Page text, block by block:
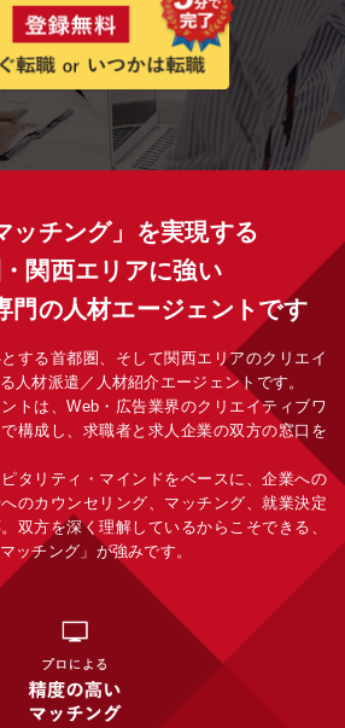
ッチング」を実現する
関西エリアに強い
門の人材エージェントです
する首都圏、そして関西エリアのクリエイ
人材派遣／人材紹介エージェントです。
トは、Web・広告業界のクリエイティブワ
構成し、求職者と求人企業の双方の窓口を
タリティ・マインドをベースに、企業への
のカウンセリング、マッチング、就業決定
双方を深く理解しているからこそできる、
ッチング」が強みです。